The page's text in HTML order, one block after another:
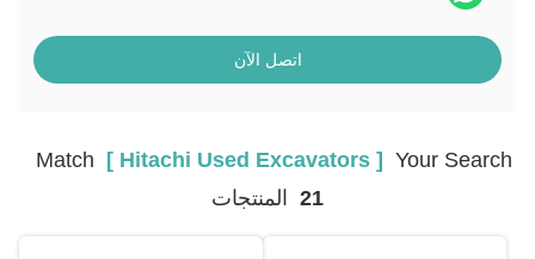
اتصل الآن
Your Search
[ Hitachi Used Excavators ]
21 المنتجات